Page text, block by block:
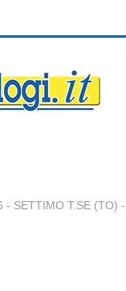
SETTIMO T.SE (TO)